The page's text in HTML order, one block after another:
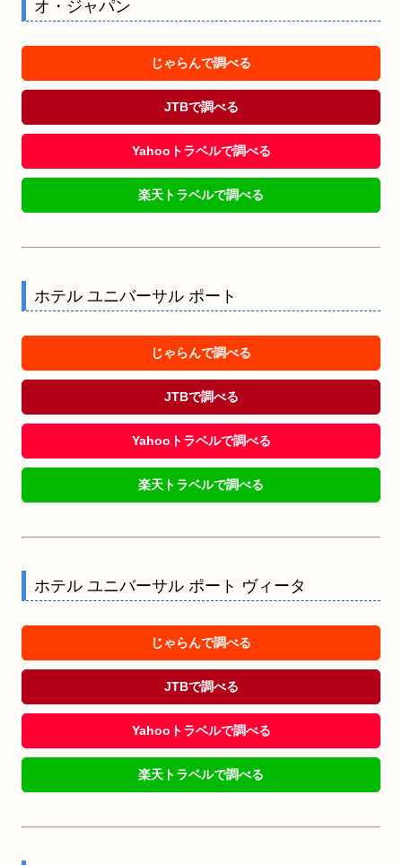
オ・ジャパン
じゃらんで調べる
JTBで調べる
Yahooトラベルで調べる
楽天トラベルで調べる
ホテル ユニバーサル ポート
じゃらんで調べる
JTBで調べる
Yahooトラベルで調べる
楽天トラベルで調べる
ホテル ユニバーサル ポート ヴィータ
じゃらんで調べる
JTBで調べる
Yahooトラベルで調べる
楽天トラベルで調べる